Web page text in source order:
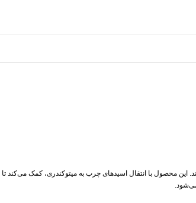
این محصول با انتقال اسیدهای چرب به میتوکندری، کمک می‌کند